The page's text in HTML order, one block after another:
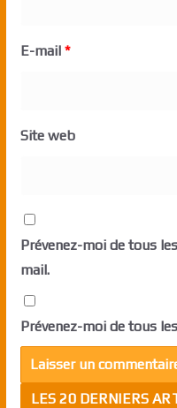
E-mail *
Site web
Prévenez-moi de tous
mail.
Prévenez-moi de tous
LES 20 DERNIERS